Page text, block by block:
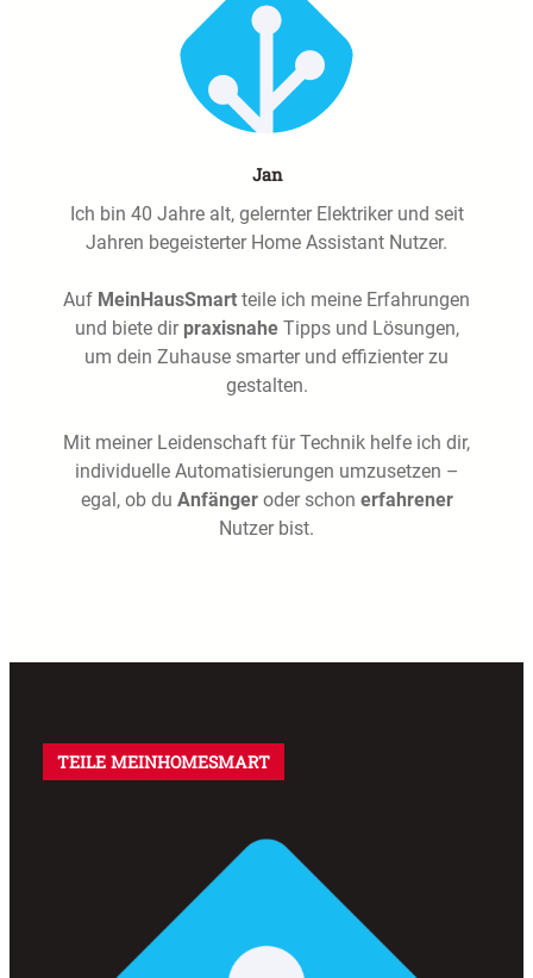
Jan
Ich bin 40 Jahre alt, gelernter Elektriker und seit
Jahren begeisterter Home Assistant Nutzer.
Auf MeinHausSmart teile ich meine Erfahrungen
und biete dir praxisnaheTipps und Lösungen,
um dein Zuhause smarter und effizienter zu
gestalten.
Mit meiner Leidenschaft für Technik helfe ich dir,
individuelle Automatisierungen umzusetzen –
egal, ob du Anfängeroder schon erfahrener
Nutzer bist.
TEILE MEINHOMESMART